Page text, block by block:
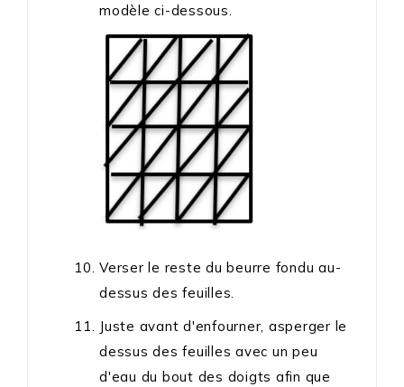
modèle ci-dessous.
Verser le reste du beurre fondu au-
dessus des feuilles.
Juste avant d'enfourner, asperger le
dessus des feuilles avec un peu
d'eau du bout des doigts afin que